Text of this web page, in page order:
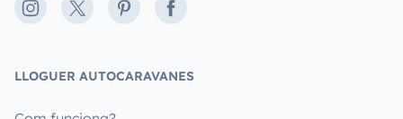
Instagram
X PinterestFacebook
LLOGUER AUTOCARAVANES